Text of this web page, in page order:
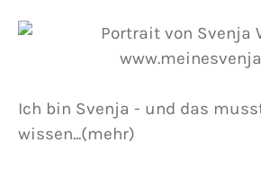
Ich bin Svenja - und das
wissen...(mehr)